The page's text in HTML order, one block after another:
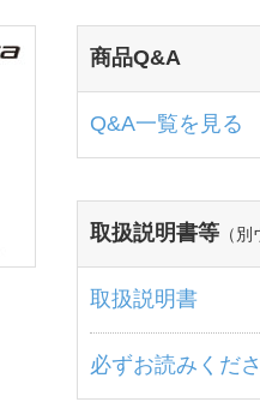
商品Q&A
Q&A一覧を見る
取扱説明書等 （
取扱説明書
必ずお読みくだ